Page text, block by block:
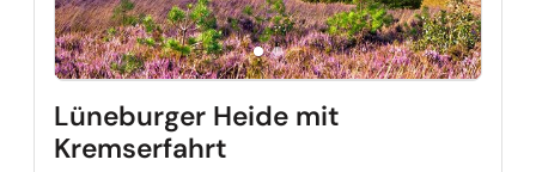
Lüneburger Heide mit
Kremserfahrt